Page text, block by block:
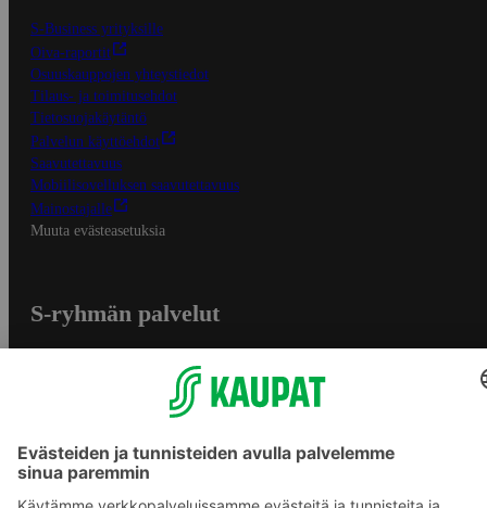
S-Business yrityksille
Oiva-raportit
Osuuskauppojen yhteystiedot
Tilaus- ja toimitusehdot
Tietosuojakäytäntö
Palvelun käyttöehdot
Saavutettavuus
Mobiilisovelluksen saavutettavuus
Mainostajalle
Muuta evästeasetuksia
S-ryhmän palvelut
S-ostoslista -sovellus
Prisma.fi
Sokos.fi